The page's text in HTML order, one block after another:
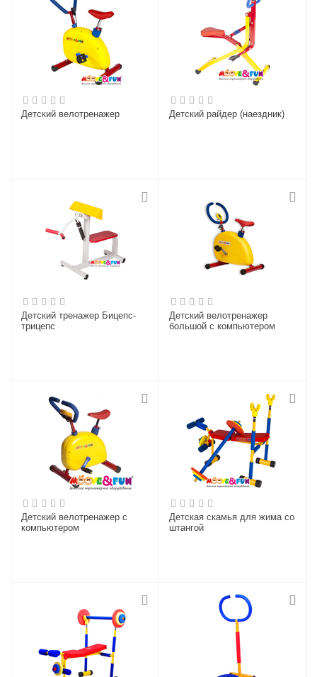
Детский велотренажер Детский райдер (наездник)
Детский тренажер Бицепс-
трицепс
Детский велотренажер
большой с компьютером
Детский велотренажер с
компьютером
Детская скамья для жима со
штангой